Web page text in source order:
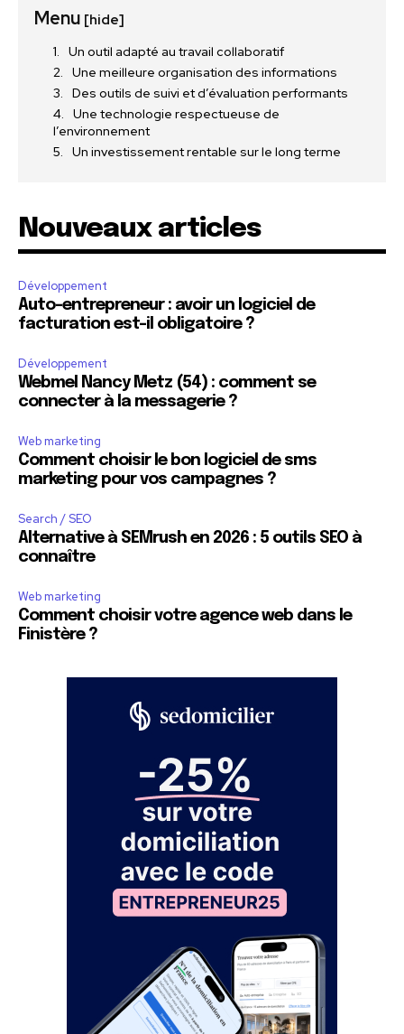
Menu [hide]
Un outil adapté au travail collaboratif
Une meilleure organisation des informations
Des outils de suivi et d’évaluation performants
Une technologie respectueuse de
l’environnement
Un investissement rentable sur le long terme
Nouveaux articles
Développement
Auto-entrepreneur : avoir un logiciel de
facturation est-il obligatoire ?
Développement
Webmel Nancy Metz (54) : comment se
connecter à la messagerie ?
Web marketing
Comment choisir le bon logiciel de sms
marketing pour vos campagnes ?
Search / SEO
Alternative à SEMrush en 2026 : 5 outils SEO à
connaître
Web marketing
Comment choisir votre agence web dans le
Finistère ?